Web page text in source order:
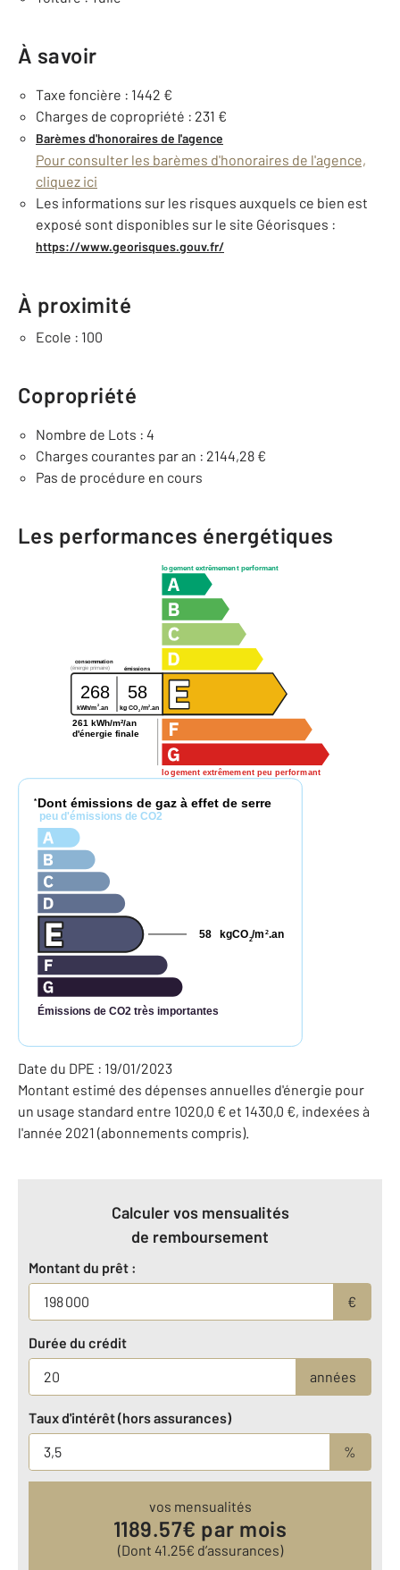
À savoir
Taxe foncière : 1442 €
Charges de copropriété : 231 €
Barèmes d'honoraires de l'agence
Pour consulter les barèmes d'honoraires de l'agence,
cliquez ici
Les informations sur les risques auxquels ce bien est
exposé sont disponibles sur le site Géorisques :
https://www.georisques.gouv.fr/
À proximité
Ecole : 100
Copropriété
Nombre de Lots : 4
Charges courantes par an : 2144,28 €
Pas de procédure en cours
Les performances énergétiques
logement extrêmement performant
logement extrêmement peu performant
consommation
émissions
(énergie primaire)
268 58
kWh/m2.an kg CO2/m2 .an
261 kWh/m²/an
d'énergie finale
* Dont émissions de gaz à effet de serre
peu d'émissions de CO2
Émissions de CO2 très importantes
kgCO2/m 2.an
58
Date du DPE : 19/01/2023
Montant estimé des dépenses annuelles d'énergie pour
un usage standard entre 1020,0 € et 1430,0 €, indexées à
l'année 2021 (abonnements compris).
Calculer vos mensualités
de remboursement
Montant du prêt :
€
Durée du crédit
années
Taux d'intérêt (hors assurances)
%
vos mensualités
1189.57€ par mois
(Dont 41.25€ d’assurances)